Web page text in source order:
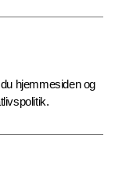
hjemmesiden og